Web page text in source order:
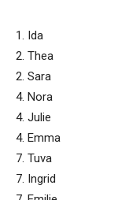
1. Ida
2. Thea
2. Sara
4. Nora
4. Julie
4. Emma
7. Tuva
7. Ingrid